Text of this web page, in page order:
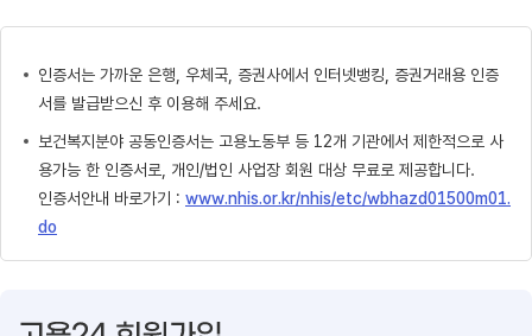
인증서는 가까운 은행, 우체국, 증권사에서 인터넷뱅킹, 증권거래용 인증
서를 발급받으신 후 이용해 주세요.
보건복지분야 공동인증서는 고용노동부 등 12개 기관에서 제한적으로 사
용가능 한 인증서로, 개인/법인 사업장 회원 대상 무료로 제공합니다.
인증서안내 바로가기 : www.nhis.or.kr/nhis/etc/wbhazd01500m01.
do